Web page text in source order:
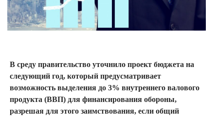
В среду правительство уточнило проект бюджета на
следующий год, который предусматривает
возможность выделения до 3% внутреннего валового
продукта (ВВП) для финансирования обороны,
разрешая для этого заимствования, если общий